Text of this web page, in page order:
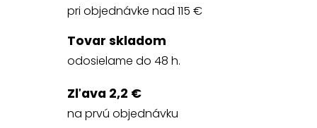
pri objednávke nad 115 €
Tovar skladom
odosielame do 48 h.
Zľava 2,2 €
na prvú objednávku